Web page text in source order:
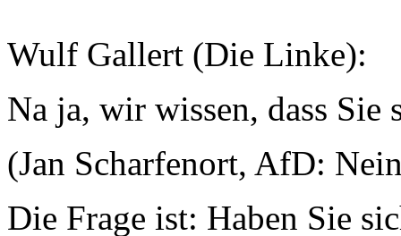
Wulf Gallert (Die Linke):
Na ja, wir wissen, dass Sie
(Jan Scharfenort, AfD:
Die Frage ist: Haben Sie